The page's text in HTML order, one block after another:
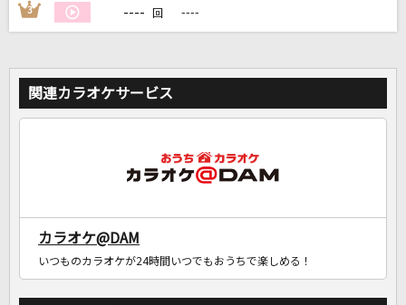
3 ---- 回 ----
関連カラオケサービス
カラオケ@DAM
いつものカラオケが24時間いつでもおうちで楽しめる！